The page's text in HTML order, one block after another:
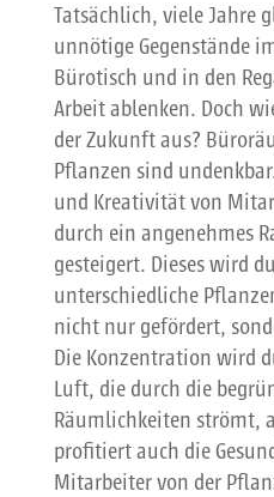
Tatsächlich, viele Jahre
unnötige Gegenstände
Bürotisch und in den
Arbeit ablenken. Doch
der Zukunft aus?
Pflanzen sind
und Kreativität von
durch ein angenehmes
gesteigert. Dieses wird
unterschiedliche
nicht nur gefördert,
Die Konzentration wird
Luft, die durch die
Räumlichkeiten strömt,
profitiert auch die
Mitarbeiter von der